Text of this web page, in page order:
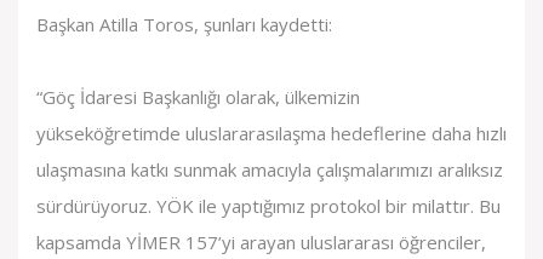
Başkan Atilla Toros, şunları kaydetti:
“Göç İdaresi Başkanlığı olarak, ülkemizin
yükseköğretimde uluslararasılaşma hedeflerine daha hızlı
ulaşmasına katkı sunmak amacıyla çalışmalarımızı aralıksız
sürdürüyoruz. YÖK ile yaptığımız protokol bir milattır. Bu
kapsamda YİMER 157’yi arayan uluslararası öğrenciler,